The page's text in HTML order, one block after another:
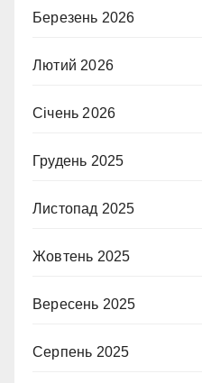
Березень 2026
Лютий 2026
Січень 2026
Грудень 2025
Листопад 2025
Жовтень 2025
Вересень 2025
Серпень 2025